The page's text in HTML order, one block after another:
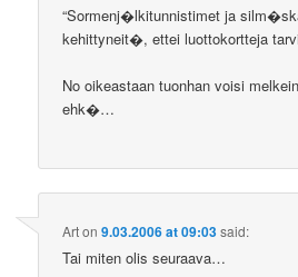
“Sormenj�lkitunnistimet ja
kehittyneit�, ettei luottokortteja
No oikeastaan tuonhan voisi
ehk�…
Arton9.03.2006 at 09:03said:
Tai miten olis seuraava…